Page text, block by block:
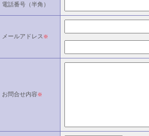
電話番号（半角）
メールアドレス※
お問合せ内容※